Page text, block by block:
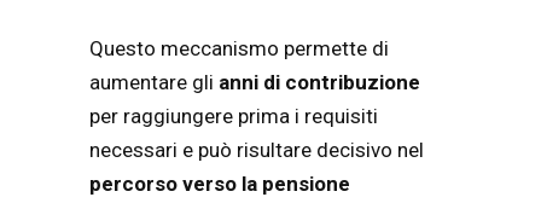
Questo meccanismo permette di
aumentare gli anni di contribuzione
per raggiungere prima i requisiti
necessari e può risultare decisivo nel
percorso verso la pensione